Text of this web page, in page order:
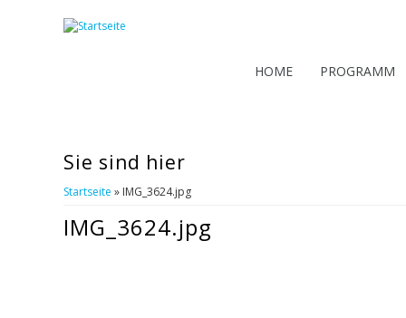
HOME PROGRAMM
Sie sind hier
Startseite » IMG_3624.jpg
IMG_3624.jpg